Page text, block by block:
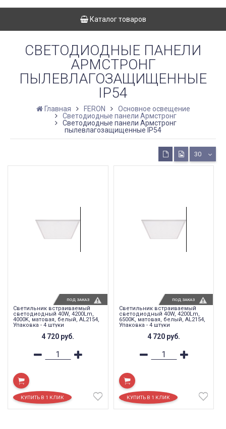
Каталог товаров
СВЕТОДИОДНЫЕ ПАНЕЛИ
АРМСТРОНГ
ПЫЛЕВЛАГОЗАЩИЩЕННЫЕ
IP54
Главная FERON
Основное освещение
Светодиодные панели Армстронг
Светодиодные панели Армстронг
пылевлагозащищенные IP54
30
Светильник встраиваемый
светодиодный 40W, 4200Lm,
4000K, матовая, белый, AL2154,
Упаковка - 4 штуки
4 720 руб.
ПОД ЗАКАЗ
Светильник встраиваемый
светодиодный 40W, 4200Lm,
6500K, матовая, белый, AL2154,
Упаковка - 4 штуки
4 720 руб.
ПОД ЗАКАЗ